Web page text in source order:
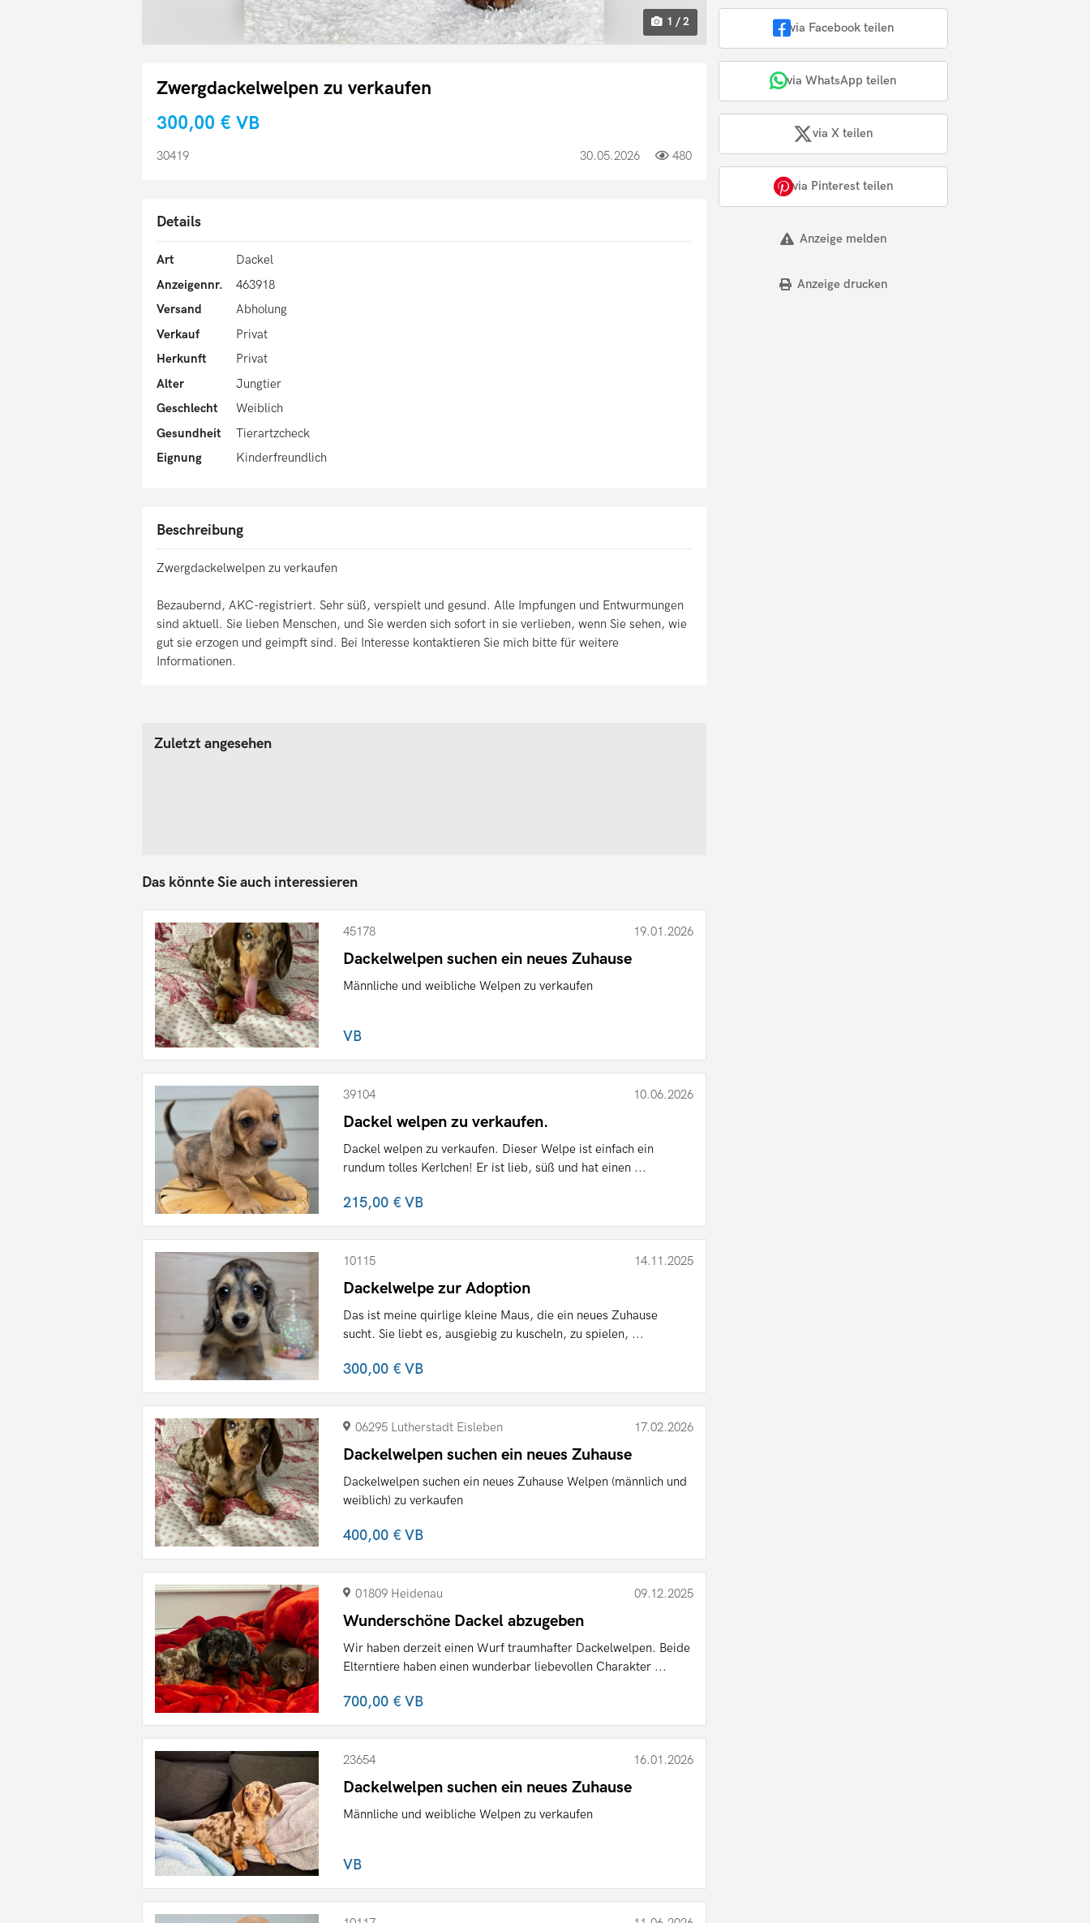
1 / 2
Zwergdackelwelpen zu verkaufen
300,00 € VB
30419 30.05.2026 480
Details
Art
Dackel
Anzeigennr.
463918
Versand
Abholung
Verkauf
Privat
Herkunft
Privat
Alter
Jungtier
Geschlecht
Weiblich
Gesundheit
Tierartzcheck
Eignung
Kinderfreundlich
Beschreibung
Zwergdackelwelpen zu verkaufen
Bezaubernd, AKC-registriert. Sehr süß, verspielt und gesund. Alle Impfungen und Entwurmungen
sind aktuell. Sie lieben Menschen, und Sie werden sich sofort in sie verlieben, wenn Sie sehen, wie
gut sie erzogen und geimpft sind. Bei Interesse kontaktieren Sie mich bitte für weitere
Informationen.
via Facebook teilen
via WhatsApp teilen
via X teilen
via Pinterest teilen
Anzeige melden
Anzeige drucken
Zuletzt angesehen
Das könnte Sie auch interessieren
45178 19.01.2026
Dackelwelpen suchen ein neues Zuhause
Männliche und weibliche Welpen zu verkaufen
VB
39104 10.06.2026
Dackel welpen zu verkaufen.
Dackel welpen zu verkaufen. Dieser Welpe ist einfach ein
rundum tolles Kerlchen! Er ist lieb, süß und hat einen ...
215,00 €VB
10115 14.11.2025
Dackelwelpe zur Adoption
Das ist meine quirlige kleine Maus, die ein neues Zuhause
sucht. Sie liebt es, ausgiebig zu kuscheln, zu spielen, ...
300,00 €VB
06295 Lutherstadt Eisleben 17.02.2026
Dackelwelpen suchen ein neues Zuhause
Dackelwelpen suchen ein neues Zuhause Welpen (männlich und
weiblich) zu verkaufen
400,00 €VB
01809 Heidenau 09.12.2025
Wunderschöne Dackel abzugeben
Wir haben derzeit einen Wurf traumhafter Dackelwelpen. Beide
Elterntiere haben einen wunderbar liebevollen Charakter ...
700,00 €VB
23654 16.01.2026
Dackelwelpen suchen ein neues Zuhause
Männliche und weibliche Welpen zu verkaufen
VB